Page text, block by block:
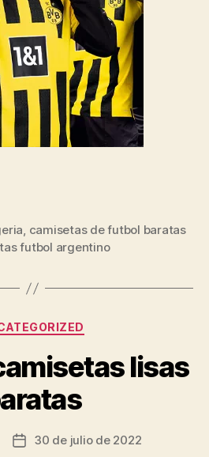
, camisetas de futbol baratas
futbol argentino
Categorías
lisas
Fecha30 de julio de 2022